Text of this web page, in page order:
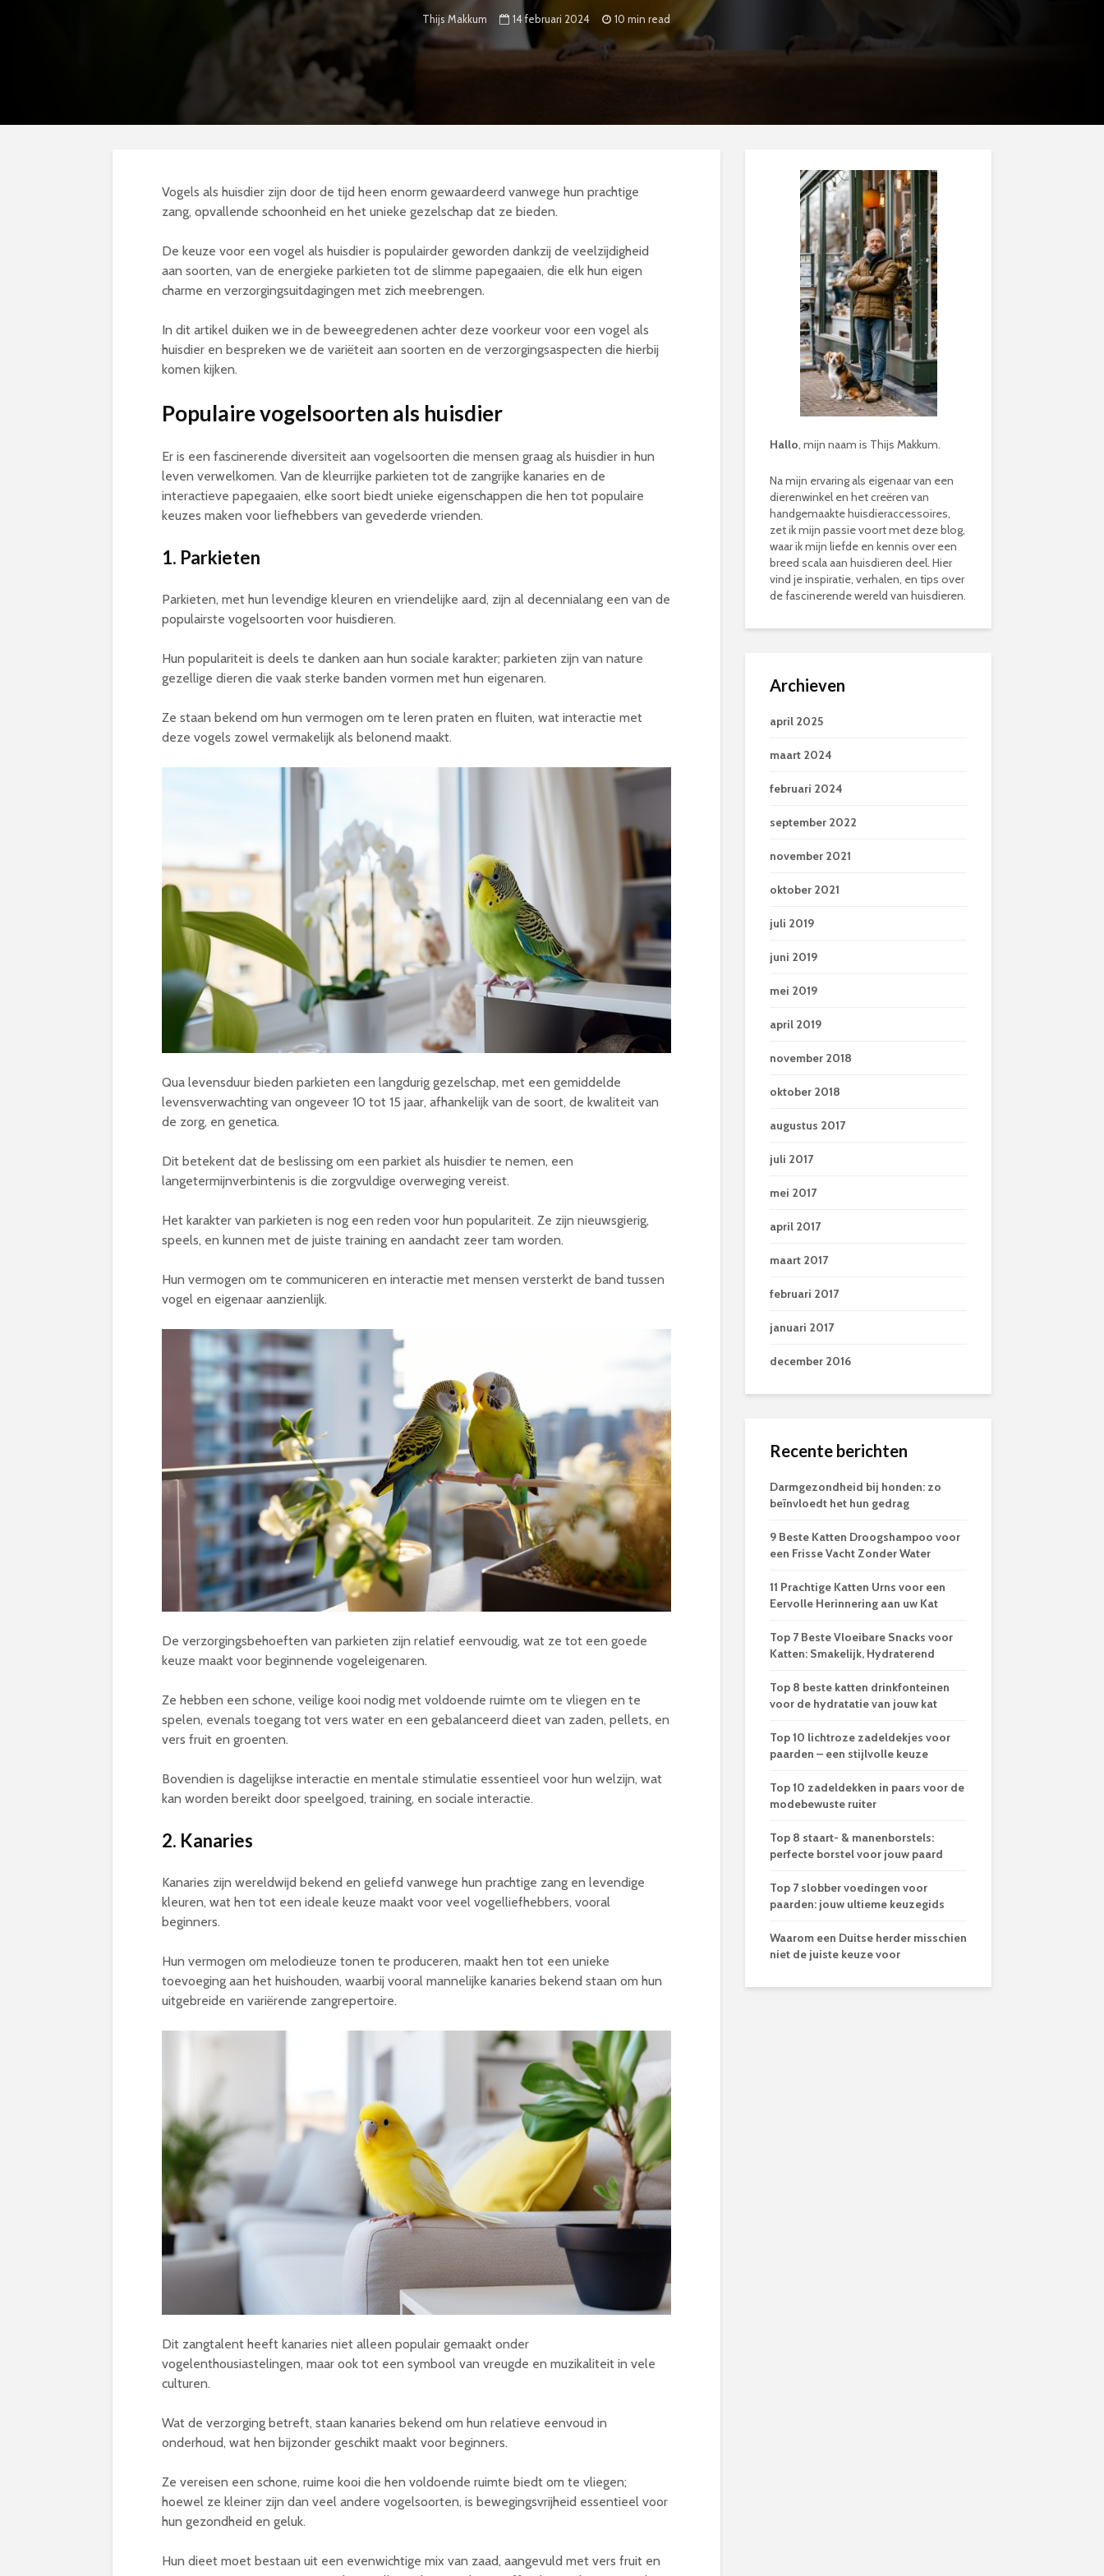
Thijs Makkum 14 februari 2024 10 min read
Vogels als huisdier zijn door de tijd heen enorm gewaardeerd vanwege hun prachtige
zang, opvallende schoonheid en het unieke gezelschap dat ze bieden.
De keuze voor een vogel als huisdier is populairder geworden dankzij de veelzijdigheid
aan soorten, van de energieke parkieten tot de slimme papegaaien, die elk hun eigen
charme en verzorgingsuitdagingen met zich meebrengen.
In dit artikel duiken we in de beweegredenen achter deze voorkeur voor een vogel als
huisdier en bespreken we de variëteit aan soorten en de verzorgingsaspecten die hierbij
komen kijken.
Populaire vogelsoorten als huisdier
Er is een fascinerende diversiteit aan vogelsoorten die mensen graag als huisdier in hun
leven verwelkomen. Van de kleurrijke parkieten tot de zangrijke kanaries en de
interactieve papegaaien, elke soort biedt unieke eigenschappen die hen tot populaire
keuzes maken voor liefhebbers van gevederde vrienden.
1. Parkieten
Parkieten, met hun levendige kleuren en vriendelijke aard, zijn al decennialang een van de
populairste vogelsoorten voor huisdieren.
Hun populariteit is deels te danken aan hun sociale karakter; parkieten zijn van nature
gezellige dieren die vaak sterke banden vormen met hun eigenaren.
Ze staan bekend om hun vermogen om te leren praten en fluiten, wat interactie met
deze vogels zowel vermakelijk als belonend maakt.
Qua levensduur bieden parkieten een langdurig gezelschap, met een gemiddelde
levensverwachting van ongeveer 10 tot 15 jaar, afhankelijk van de soort, de kwaliteit van
de zorg, en genetica.
Dit betekent dat de beslissing om een parkiet als huisdier te nemen, een
langetermijnverbintenis is die zorgvuldige overweging vereist.
Het karakter van parkieten is nog een reden voor hun populariteit. Ze zijn nieuwsgierig,
speels, en kunnen met de juiste training en aandacht zeer tam worden.
Hun vermogen om te communiceren en interactie met mensen versterkt de band tussen
vogel en eigenaar aanzienlijk.
De verzorgingsbehoeften van parkieten zijn relatief eenvoudig, wat ze tot een goede
keuze maakt voor beginnende vogeleigenaren.
Ze hebben een schone, veilige kooi nodig met voldoende ruimte om te vliegen en te
spelen, evenals toegang tot vers water en een gebalanceerd dieet van zaden, pellets, en
vers fruit en groenten.
Bovendien is dagelijkse interactie en mentale stimulatie essentieel voor hun welzijn, wat
kan worden bereikt door speelgoed, training, en sociale interactie.
2. Kanaries
Kanaries zijn wereldwijd bekend en geliefd vanwege hun prachtige zang en levendige
kleuren, wat hen tot een ideale keuze maakt voor veel vogelliefhebbers, vooral
beginners.
Hun vermogen om melodieuze tonen te produceren, maakt hen tot een unieke
toevoeging aan het huishouden, waarbij vooral mannelijke kanaries bekend staan om hun
uitgebreide en variërende zangrepertoire.
Dit zangtalent heeft kanaries niet alleen populair gemaakt onder
vogelenthousiastelingen, maar ook tot een symbool van vreugde en muzikaliteit in vele
culturen.
Wat de verzorging betreft, staan kanaries bekend om hun relatieve eenvoud in
onderhoud, wat hen bijzonder geschikt maakt voor beginners.
Ze vereisen een schone, ruime kooi die hen voldoende ruimte biedt om te vliegen;
hoewel ze kleiner zijn dan veel andere vogelsoorten, is bewegingsvrijheid essentieel voor
hun gezondheid en geluk.
Hun dieet moet bestaan uit een evenwichtige mix van zaad, aangevuld met vers fruit en
Hallo, mijn naam is Thijs Makkum.
Na mijn ervaring als eigenaar van een
dierenwinkel en het creëren van
handgemaakte huisdieraccessoires,
zet ik mijn passie voort met deze blog,
waar ik mijn liefde en kennis over een
breed scala aan huisdieren deel. Hier
vind je inspiratie, verhalen, en tips over
de fascinerende wereld van huisdieren.
Archieven
april 2025
maart 2024
februari 2024
september 2022
november 2021
oktober 2021
juli 2019
juni 2019
mei 2019
april 2019
november 2018
oktober 2018
augustus 2017
juli 2017
mei 2017
april 2017
maart 2017
februari 2017
januari 2017
december 2016
Recente berichten
Darmgezondheid bij honden: zo
beïnvloedt het hun gedrag
9 Beste Katten Droogshampoo voor
een Frisse Vacht Zonder Water
11 Prachtige Katten Urns voor een
Eervolle Herinnering aan uw Kat
Top 7 Beste Vloeibare Snacks voor
Katten: Smakelijk, Hydraterend
Top 8 beste katten drinkfonteinen
voor de hydratatie van jouw kat
Top 10 lichtroze zadeldekjes voor
paarden – een stijlvolle keuze
Top 10 zadeldekken in paars voor de
modebewuste ruiter
Top 8 staart- & manenborstels:
perfecte borstel voor jouw paard
Top 7 slobber voedingen voor
paarden: jouw ultieme keuzegids
Waarom een Duitse herder misschien
niet de juiste keuze voor